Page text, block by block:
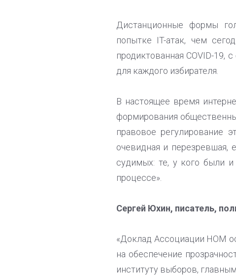
Дистанционные формы
попытке IT-атак, чем
продиктованная COVID-19,
для каждого избирателя.
В настоящее время
формирования
правовое регулирование
очевидная и
судимых: те, у кого были
процессе».
Сергей Юхин, писатель,
«Доклад Ассоциации НОМ
на обеспечение
институту выборов,